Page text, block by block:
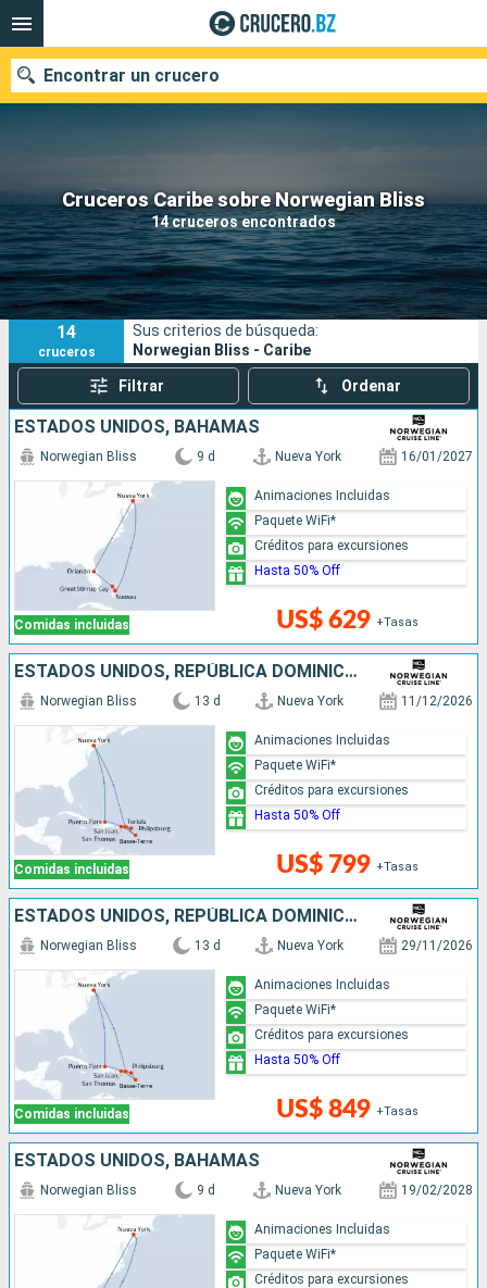
Cruceros Caribe sobre Norwegian Bliss
14 cruceros encontrados
Encontrar un crucero
Nuestros destinos
Fecha de salida
Puertos Compañías
Buscar
14
cruceros
Sus criterios de búsqueda:
Norwegian Bliss - Caribe
Filtrar Ordenar
ESTADOS UNIDOS, BAHAMAS
Comidas incluidas
Norwegian Bliss 9 d Nueva York 16/01/2027
US$ 629 +Tasas
Animaciones Incluidas
Paquete WiFi*
Créditos para excursiones
Hasta 50% Off
ESTADOS UNIDOS, REPÚBLICA DOMINICANA, PUERTO RICO, SAN MARTÍN
Comidas incluidas
Norwegian Bliss 13 d Nueva York 11/12/2026
US$ 799 +Tasas
Animaciones Incluidas
Paquete WiFi*
Créditos para excursiones
Hasta 50% Off
ESTADOS UNIDOS, REPÚBLICA DOMINICANA, PUERTO RICO, SAN MARTÍN
Comidas incluidas
Norwegian Bliss 13 d Nueva York 29/11/2026
US$ 849 +Tasas
Animaciones Incluidas
Paquete WiFi*
Créditos para excursiones
Hasta 50% Off
ESTADOS UNIDOS, BAHAMAS
Norwegian Bliss 9 d Nueva York 19/02/2028
Animaciones Incluidas
Paquete WiFi*
Créditos para excursiones